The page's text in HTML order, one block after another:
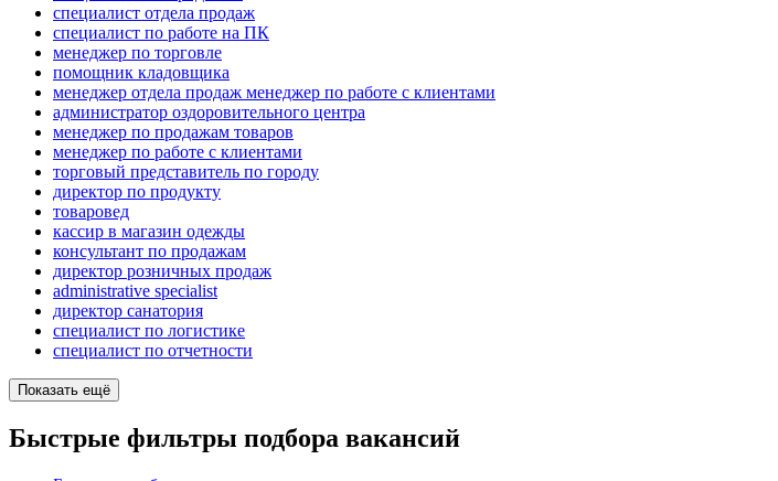
специалист отдела продаж
специалист по работе на ПК
менеджер по торговле
помощник кладовщика
менеджер отдела продаж менеджер по работе с клиентами
администратор оздоровительного центра
менеджер по продажам товаров
менеджер по работе с клиентами
торговый представитель по городу
директор по продукту
товаровед
кассир в магазин одежды
консультант по продажам
директор розничных продаж
administrative specialist
директор санатория
специалист по логистике
специалист по отчетности
Показать ещё
Быстрые фильтры подбора вакансий